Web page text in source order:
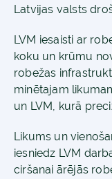
Latvijas valsts
LVM iesaisti ar
koku un krūmu
robežas
minētajam
un LVM, kurā
Likums un
iesniedz LVM
ciršanai ārējās